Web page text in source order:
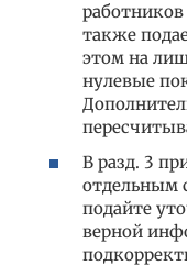
также
этом на
нулевые
В разд. 3
отдельным
подайте
верной